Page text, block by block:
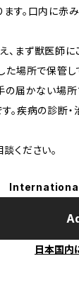
す。口内に赤
まず獣医師に
た場所で保管し
の届かない場所
。疾病の診断
ください。
日本国内